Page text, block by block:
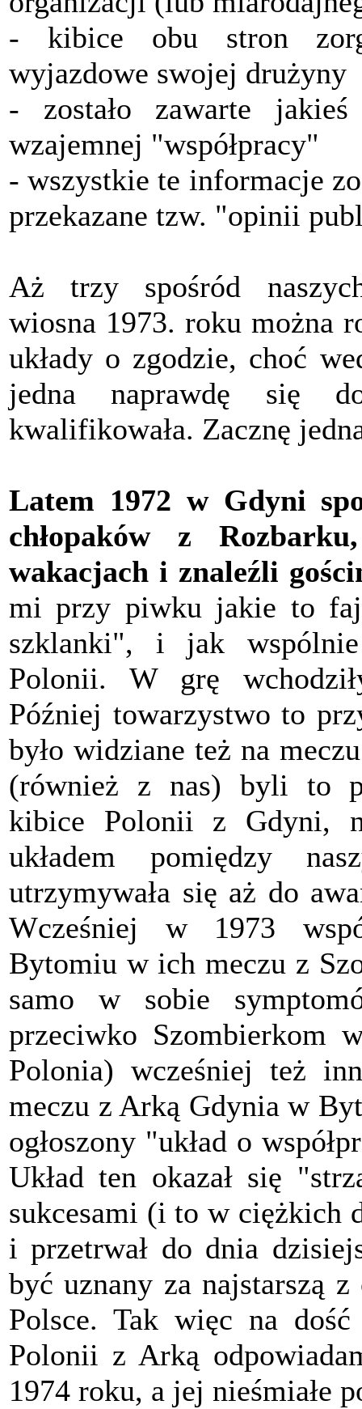
- kibice obu stron
wyjazdowe swojej drużyny
- zostało zawarte jakieś
wzajemnej "współpracy"
- wszystkie te informacje
przekazane tzw. "opinii
Aż trzy spośród
wiosna 1973. roku można
układy o zgodzie, choć
jedna naprawdę się
kwalifikowała. Zacznę
Latem 1972 w Gdyni
chłopaków z
wakacjach i znaleźli
mi przy piwku jakie to
szklanki", i jak
Polonii. W grę
Później towarzystwo to
było widziane też na
(również z nas) byli to
kibice Polonii z Gdyni,
układem pomiędzy
utrzymywała się aż do
Wcześniej w 1973
Bytomiu w ich meczu z
samo w sobie
przeciwko Szombierkom
Polonia) wcześniej też
meczu z Arką Gdynia w
ogłoszony "układ o
Układ ten okazał się
sukcesami (i to w ciężkich
i przetrwał do dnia
być uznany za najstarszą
Polsce. Tak więc na
Polonii z Arką
1974 roku, a jej nieśmiałe